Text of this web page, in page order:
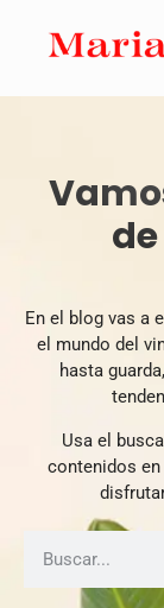
En el blog vas a
el mundo del
hasta
Usa el
contenidos